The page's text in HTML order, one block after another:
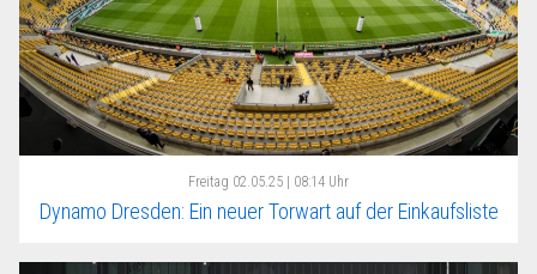
Freitag 02.05.25 | 08:14 Uhr
Dynamo Dresden: Ein neuer Torwart auf der Einkaufsliste